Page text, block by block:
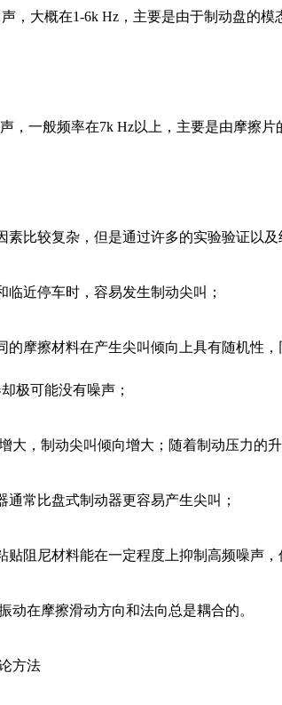
，大概在1-6k Hz，主要是由于制动盘的模
，一般频率在7k Hz以上，主要是由摩擦片
素比较复杂，但是通过许多的实验验证以及
临近停车时，容易发生制动尖叫；
的摩擦材料在产生尖叫倾向上具有随机性
极可能没有噪声；
大，制动尖叫倾向增大；随着制动压力的
通常比盘式制动器更容易产生尖叫；
贴阻尼材料能在一定程度上抑制高频噪声
动在摩擦滑动方向和法向总是耦合的。
方法